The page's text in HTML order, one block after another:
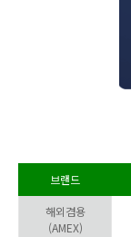
브랜드
해외겸용
(AMEX)